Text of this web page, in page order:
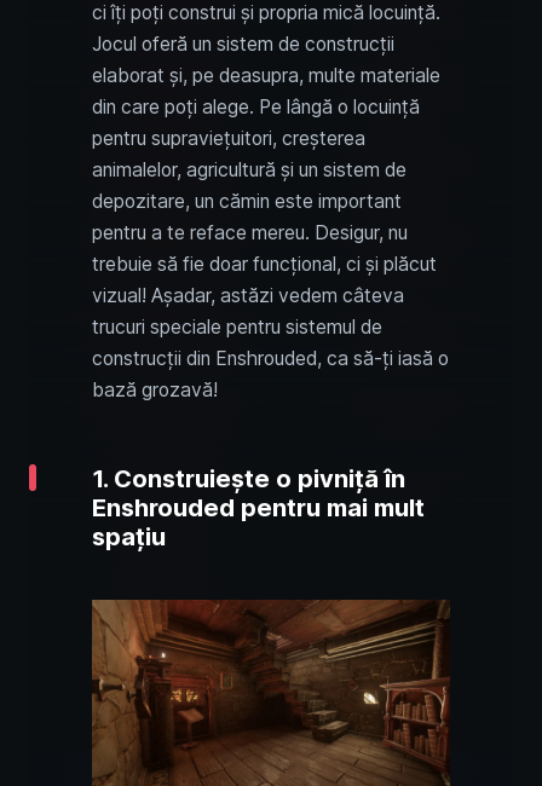
ci îți poți construi și propria mică locuință.
Jocul oferă un sistem de construcții
elaborat și, pe deasupra, multe materiale
din care poți alege. Pe lângă o locuință
pentru supraviețuitori, creșterea
animalelor, agricultură și un sistem de
depozitare, un cămin este important
pentru a te reface mereu. Desigur, nu
trebuie să fie doar funcțional, ci și plăcut
vizual! Așadar, astăzi vedem câteva
trucuri speciale pentru sistemul de
construcții din Enshrouded, ca să-ți iasă o
bază grozavă!
1. Construiește o pivniță în
Enshrouded pentru mai mult
spațiu